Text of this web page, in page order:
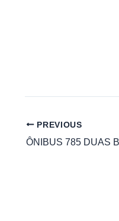
PREVIOUS